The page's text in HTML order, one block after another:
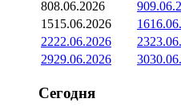
808.06.2026 9
1515.06.2026 16
2222.06.2026 23
2929.06.2026 30
Сегодня